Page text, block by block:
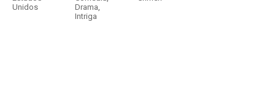
Unidos
Drama,
Intriga